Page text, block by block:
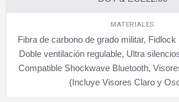
MATERIALES
Fibra de carbono de grado militar, Fidlock
Doble ventilación regulable, Ultra
Compatible Shockwave Bluetooth,
(Incluye Visores Claro y